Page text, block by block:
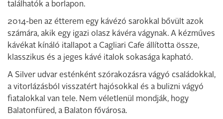
találhatók a borlapon.
2014-ben az étterem egy kávézó sarokkal bővült azok
számára, akik egy igazi olasz kávéra vágynak. A kézműves
kávékat kínáló itallapot a Cagliari Cafe állította össze,
klasszikus és a jeges kávé italok sokasága kapható.
A Silver udvar esténként szórakozásra vágyó családokkal,
a vitorlázásból visszatért hajósokkal és a bulizni vágyó
fiatalokkal van tele. Nem véletlenül mondják, hogy
Balatonfüred, a Balaton fővárosa.